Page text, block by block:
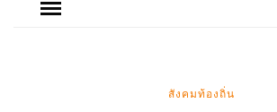
สังคมท้องถิ่น